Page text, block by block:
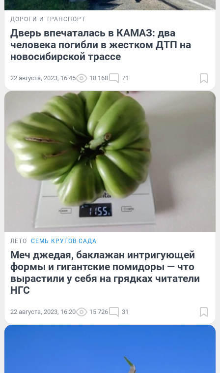
ДОРОГИ И ТРАНСПОРТ
Дверь впечаталась в КАМАЗ: два
человека погибли в жестком ДТП на
новосибирской трассе
22 августа, 2023, 16:45 18 168 71
ЛЕТО СЕМЬ КРУГОВ САДА
Меч джедая, баклажан интригующей
формы и гигантские помидоры — что
вырастили у себя на грядках читатели
НГС
22 августа, 2023, 16:20 15 726 31